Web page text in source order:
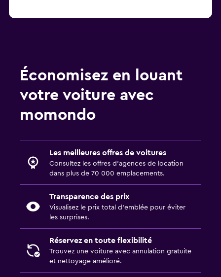
Économisez en louant
votre voiture avec
momondo
Les meilleures offres de voitures
Consultez les offres d’agences de location
dans plus de 70 000 emplacements.
Transparence des prix
Visualisez le prix total d’emblée pour éviter
les surprises.
Réservez en toute flexibilité
Trouvez une voiture avec annulation gratuite
et nettoyage amélioré.